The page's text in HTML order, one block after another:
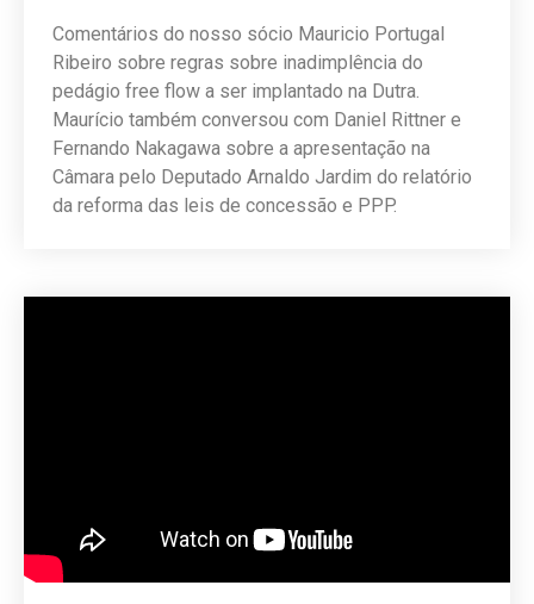
Comentários do nosso sócio Mauricio Portugal
Ribeiro sobre regras sobre inadimplência do
pedágio free flow a ser implantado na Dutra.
Maurício também conversou com Daniel Rittner e
Fernando Nakagawa sobre a apresentação na
Câmara pelo Deputado Arnaldo Jardim do relatório
da reforma das leis de concessão e PPP.